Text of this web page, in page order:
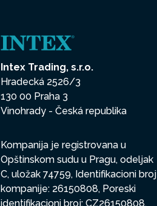
Intex Trading, s.r.o.
Hradecká 2526/3
130 00 Praha 3
Vinohrady - Česká republika
Kompanija je registrovana u
Opštinskom sudu u Pragu, odeljak
C, uložak 74759, Identifikacioni broj
kompanije: 26150808, Poreski
identifikacioni broj: CZ26150808.